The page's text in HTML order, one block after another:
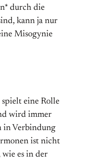
durch die
kann ja nur
Misogynie
spielt eine Rolle
wird immer
in Verbindung
ist nicht
wie es in der